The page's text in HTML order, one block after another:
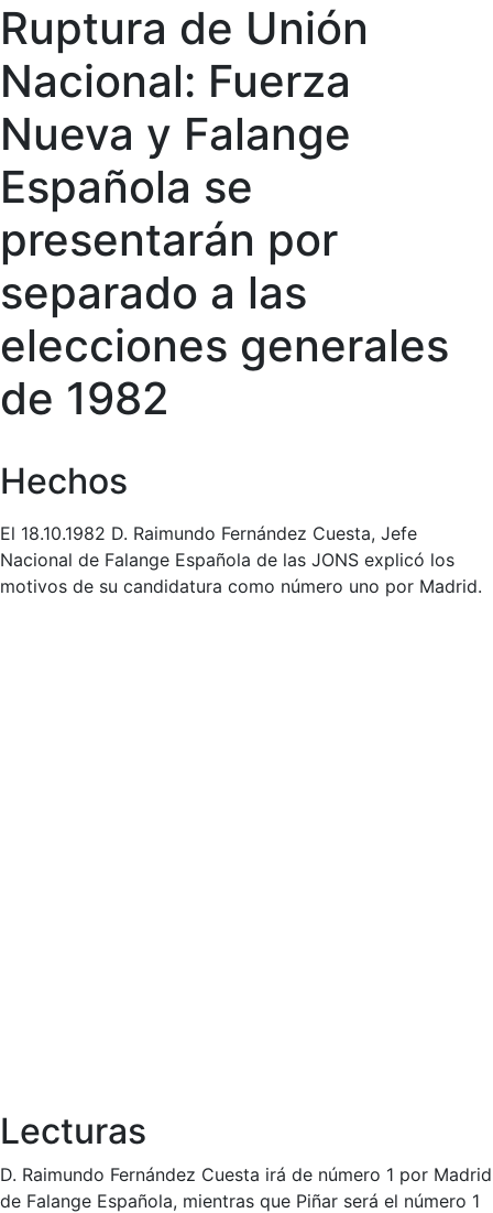
Ruptura de Unión
Nacional: Fuerza
Nueva y Falange
Española se
presentarán por
separado a las
elecciones generales
de 1982
Hechos
El 18.10.1982 D. Raimundo Fernández Cuesta, Jefe
Nacional de Falange Española de las JONS explicó los
motivos de su candidatura como número uno por Madrid.
Lecturas
D. Raimundo Fernández Cuesta irá de número 1 por Madrid
de Falange Española, mientras que Piñar será el número 1